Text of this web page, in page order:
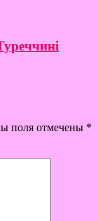
поля отмечены *